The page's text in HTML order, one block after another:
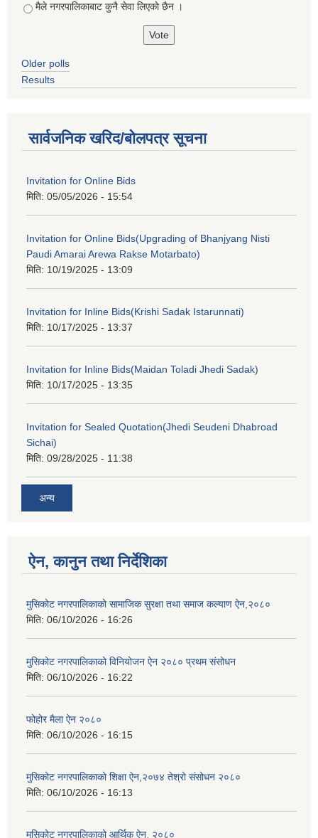
मैले नगरपालिकाबाट कुनै सेवा लिएकाे छैन ।
Older polls
Results
सार्वजनिक खरिद/बोलपत्र सूचना
Invitation for Online Bids
मिति: 05/05/2026 - 15:54
Invitation for Online Bids(Upgrading of Bhanjyang Nisti
Paudi Amarai Arewa Rakse Motarbato)
मिति: 10/19/2025 - 13:09
Invitation for Inline Bids(Krishi Sadak Istarunnati)
मिति: 10/17/2025 - 13:37
Invitation for Inline Bids(Maidan Toladi Jhedi Sadak)
मिति: 10/17/2025 - 13:35
Invitation for Sealed Quotation(Jhedi Seudeni Dhabroad
Sichai)
मिति: 09/28/2025 - 11:38
अन्य
ऐन, कानुन तथा निर्देशिका
मुसिकोट नगरपालिकाको सामाजिक सुरक्षा तथा समाज कल्याण ऐन,२०८०
मिति: 06/10/2026 - 16:26
मुसिकोट नगरपालिकाको विनियोजन ऐन २०८० प्रथम संसोधन
मिति: 06/10/2026 - 16:22
फोहोर मैला ऐन २०८०
मिति: 06/10/2026 - 16:15
मुसिकोट नगरपालिकाको शिक्षा ऐन,२०७४ तेश्रो संसोधन २०८०
मिति: 06/10/2026 - 16:13
मुसिकोट नगरपालिकाको आर्थिक ऐन, २०८०